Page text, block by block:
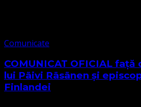
Comunicate
COMUNICAT OFICIAL
lui Päivi Räsänen și
Finlandei